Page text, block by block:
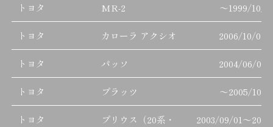
トヨタ MR-2 ～1999/10/
トヨタ カローラ アクシオ 2006/10/01
トヨタ パッソ 2004/06/01
トヨタ プラッツ ～2005/10/
トヨタ
プリウス（20系・
2003/09/01～